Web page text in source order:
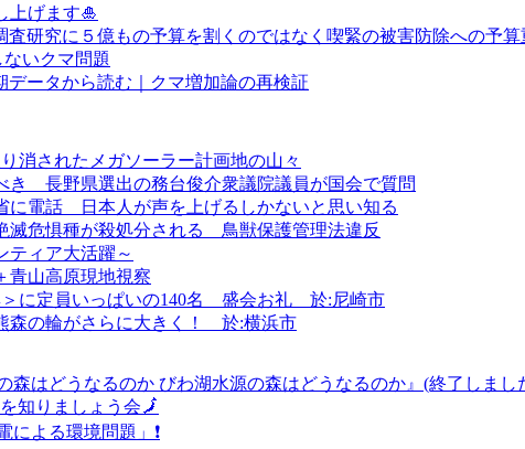
上げます🎍
研究に５億もの予算を割くのではなく喫緊の被害防除への予
いクマ問題
データから読む｜クマ増加論の再検証
消されたメガソーラー計画地の山々
き 長野県選出の務台俊介衆議院議員が国会で質問
に電話 日本人が声を上げるしかないと思い知る
滅危惧種が殺処分される 鳥獣保護管理法違反
ティア大活躍～
青山高原現地視察
に定員いっぱいの140名 盛会お礼 於:尼崎市
森の輪がさらに大きく！ 於:横浜市
はどうなるのか びわ湖水源の森はどうなるのか』(終了しまし
知りましょう会🗾
よる環境問題」❗